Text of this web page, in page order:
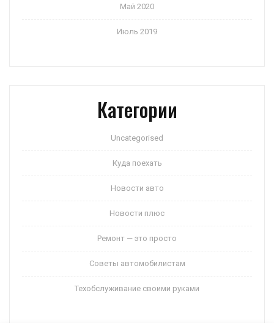
Май 2020
Июль 2019
Категории
Uncategorised
Куда поехать
Новости авто
Новости плюс
Ремонт — это просто
Советы автомобилистам
Техобслуживание своими руками